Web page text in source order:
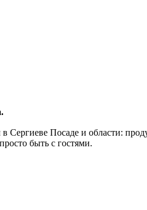
Сергиеве Посаде и области:
быть с гостями.